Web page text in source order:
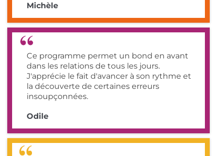
Michèle
Ce programme permet un bond en avant
dans les relations de tous les jours.
J'apprécie le fait d'avancer à son rythme et
la découverte de certaines erreurs
insoupçonnées.
Odile